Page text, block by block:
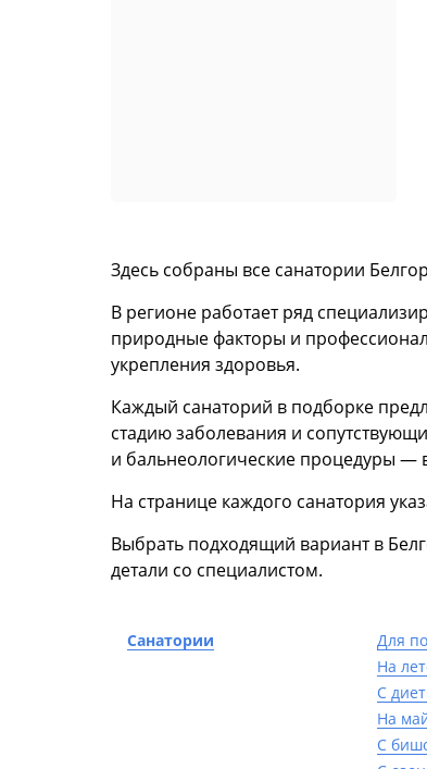
Здесь собраны все санатории
В регионе работает ряд
природные факторы и
укрепления здоровья.
Каждый санаторий в подборке
стадию заболевания и
и бальнеологические процедуры —
На странице каждого санатория
Выбрать подходящий вариант в
детали со специалистом.
Санатории Для
На
С
На
С